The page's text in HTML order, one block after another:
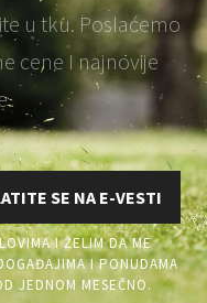
u tku. Poslaćemo
cene I najnovije
SE NA E-VESTI
I ŽELIM DA ME
I PONUDAMA
JEDNOM MESEČNO.